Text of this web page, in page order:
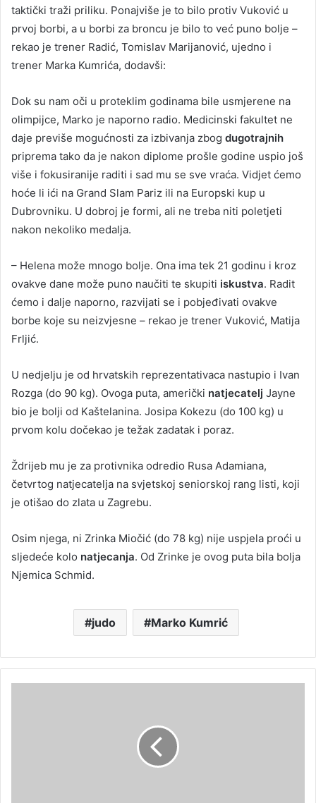
taktički traži priliku. Ponajviše je to bilo protiv Vuković u
prvoj borbi, a u borbi za broncu je bilo to već puno bolje –
rekao je trener Radić, Tomislav Marijanović, ujedno i
trener Marka Kumrića, dodavši:
Dok su nam oči u proteklim godinama bile usmjerene na
olimpijce, Marko je naporno radio. Medicinski fakultet ne
daje previše mogućnosti za izbivanja zbog dugotrajnih
priprema tako da je nakon diplome prošle godine uspio još
više i fokusiranije raditi i sad mu se sve vraća. Vidjet ćemo
hoće li ići na Grand Slam Pariz ili na Europski kup u
Dubrovniku. U dobroj je formi, ali ne treba niti poletjeti
nakon nekoliko medalja.
– Helena može mnogo bolje. Ona ima tek 21 godinu i kroz
ovakve dane može puno naučiti te skupiti iskustva. Radit
ćemo i dalje naporno, razvijati se i pobjeđivati ovakve
borbe koje su neizvjesne – rekao je trener Vuković, Matija
Frljić.
U nedjelju je od hrvatskih reprezentativaca nastupio i Ivan
Rozga (do 90 kg). Ovoga puta, američki natjecatelj Jayne
bio je bolji od Kaštelanina. Josipa Kokezu (do 100 kg) u
prvom kolu dočekao je težak zadatak i poraz.
Ždrijeb mu je za protivnika odredio Rusa Adamiana,
četvrtog natjecatelja na svjetskoj seniorskoj rang listi, koji
je otišao do zlata u Zagrebu.
Osim njega, ni Zrinka Miočić (do 78 kg) nije uspjela proći u
sljedeće kolo natjecanja. Od Zrinke je ovog puta bila bolja
Njemica Schmid.
judo Marko Kumrić